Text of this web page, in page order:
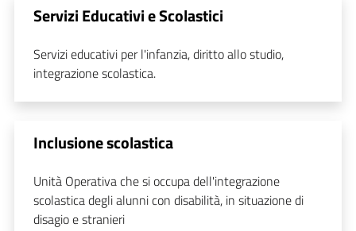
Servizi Educativi e Scolastici
Servizi educativi per l'infanzia, diritto allo studio,
integrazione scolastica.
Inclusione scolastica
Unità Operativa che si occupa dell'integrazione
scolastica degli alunni con disabilità, in situazione di
disagio e stranieri